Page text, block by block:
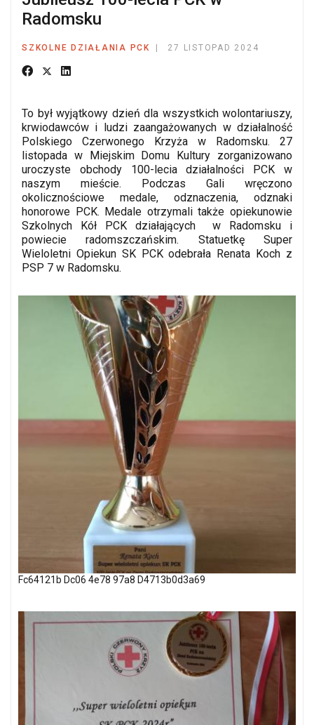
Radomsku
SZKOLNE DZIAŁANIA PCK 27 LISTOPAD 2024
To był wyjątkowy dzień dla wszystkich wolontariuszy,
krwiodawców i ludzi zaangażowanych w działalność
Polskiego Czerwonego Krzyża w Radomsku. 27
listopada w Miejskim Domu Kultury zorganizowano
uroczyste obchody 100-lecia działalności PCK w
naszym mieście. Podczas Gali wręczono
okolicznościowe medale, odznaczenia, odznaki
honorowe PCK. Medale otrzymali także opiekunowie
Szkolnych Kół PCK działających w Radomsku i
powiecie radomszczańskim. Statuetkę Super
Wieloletni Opiekun SK PCK odebrała Renata Koch z
PSP 7 w Radomsku.
Fc64121b Dc06 4e78 97a8 D4713b0d3a69